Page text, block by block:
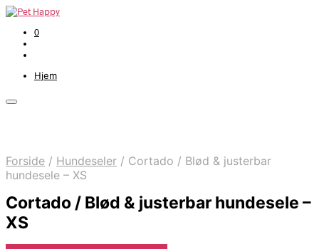
0
Hjem
Forside / Hundeseler / Cortado / Blød & justerbar
hundesele – XS
Cortado / Blød & justerbar hundesele –
XS